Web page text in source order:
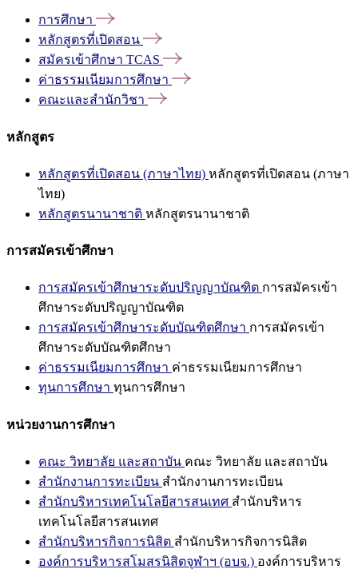
การศึกษา
หลักสูตรที่เปิดสอน
สมัครเข้าศึกษา TCAS
ค่าธรรมเนียมการศึกษา
คณะและสำนักวิชา
หลักสูตร
หลักสูตรที่เปิดสอน (ภาษาไทย) หลักสูตรที่เปิดสอน (ภาษา
ไทย)
หลักสูตรนานาชาติ หลักสูตรนานาชาติ
การสมัครเข้าศึกษา
การสมัครเข้าศึกษาระดับปริญญาบัณฑิต การสมัครเข้า
ศึกษาระดับปริญญาบัณฑิต
การสมัครเข้าศึกษาระดับบัณฑิตศึกษา การสมัครเข้า
ศึกษาระดับบัณฑิตศึกษา
ค่าธรรมเนียมการศึกษา ค่าธรรมเนียมการศึกษา
ทุนการศึกษา ทุนการศึกษา
หน่วยงานการศึกษา
คณะ วิทยาลัย และสถาบัน คณะ วิทยาลัย และสถาบัน
สำนักงานการทะเบียน สำนักงานการทะเบียน
สำนักบริหารเทคโนโลยีสารสนเทศ สำนักบริหาร
เทคโนโลยีสารสนเทศ
สำนักบริหารกิจการนิสิต สำนักบริหารกิจการนิสิต
องค์การบริหารสโมสรนิสิตจุฬาฯ (อบจ.) องค์การบริหาร